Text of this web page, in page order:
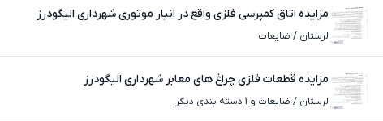
مزایده اتاق کمپرسی فلزی واقع در انبار موتوری شهرداری الیگودرز
لرستان / ضایعات
مزایده قطعات فلزی چراغ های معابر شهرداری الیگودرز
لرستان / ضایعات و 1 دسته بندی دیگر